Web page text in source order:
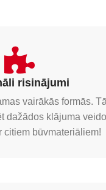
risinājumi
vairākās formās.
dažādos klājuma
citiem būvmateriāliem!